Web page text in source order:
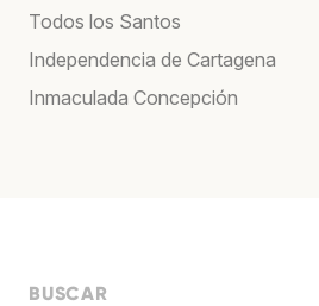
Todos los Santos
Independencia de Cartagena
Inmaculada Concepción
BUSCAR